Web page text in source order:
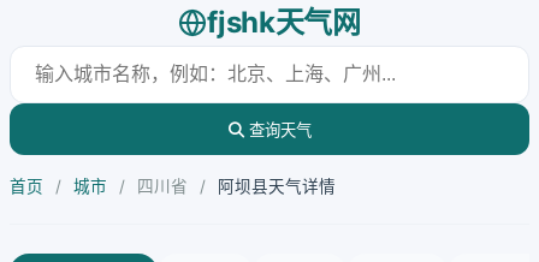
fjshk天气网
查询天气
首页 / 城市 / 四川省 / 阿坝县天气详情